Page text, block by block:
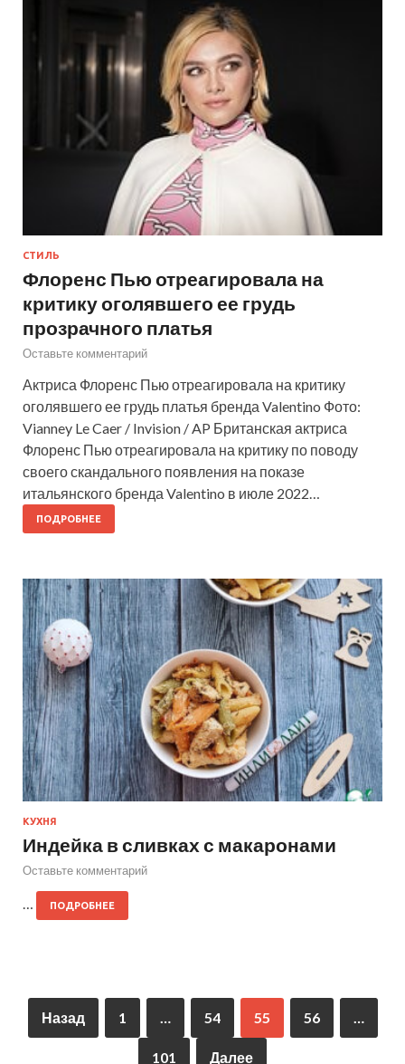
СТИЛЬ
Флоренс Пью отреагировала на
критику оголявшего ее грудь
прозрачного платья
Оставьте комментарий
Актриса Флоренс Пью отреагировала на критику
оголявшего ее грудь платья бренда Valentino Фото:
Vianney Le Caer / Invision / AP Британская актриса
Флоренс Пью отреагировала на критику по поводу
своего скандального появления на показе
итальянского бренда Valentino в июле 2022…
ПОДРОБНЕЕ
КУХНЯ
Индейка в сливках с макаронами
Оставьте комментарий
ПОДРОБНЕЕ
Назад 1 54 55 56
101 Далее